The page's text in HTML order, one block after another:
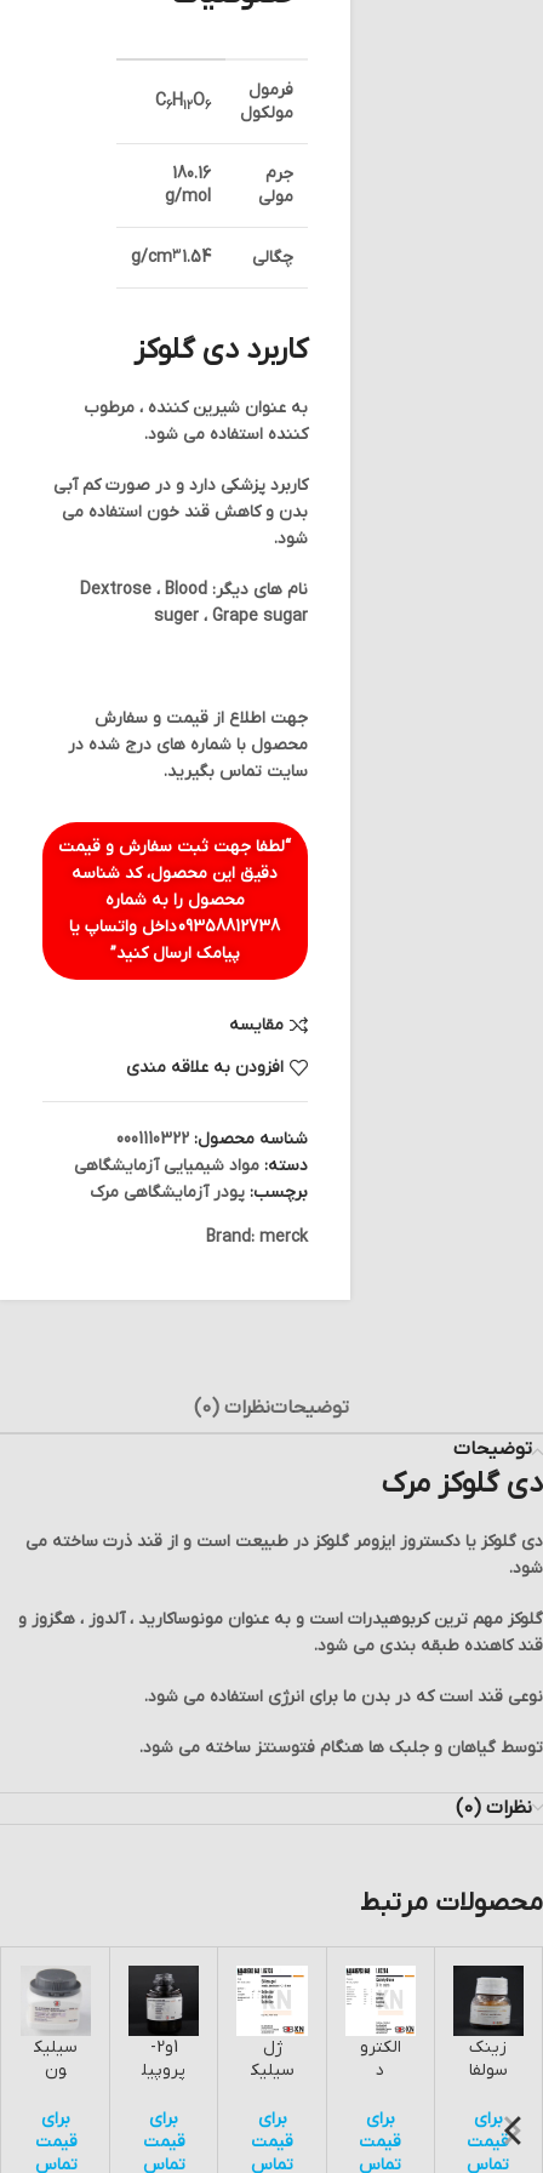
فرمول
مولکول
C6H12O6
جرم
مولی
180.16
g/mol
چگالی 1.54 g/cm
3
کاربرد دی گلوکز
به عنوان شیرین کننده ، مرطوب
کننده استفاده می شود.
کاربرد پزشکی دارد و در صورت کم آبی
بدن و کاهش قند خون استفاده می
شود.
نام های دیگر: Dextrose ، Blood
suger ، Grape sugar
جهت اطلاع از قیمت و سفارش
محصول با شماره های درج شده در
سایت تماس بگیرید.
“لطفا جهت ثبت سفارش و قیمت
دقیق این محصول، کد شناسه
محصول را به شماره
09358812738داخل واتساپ یا
پیامک ارسال کنید”
مقایسه
افزودن به علاقه مندی
شناسه محصول:0001110322
دسته: مواد شیمیایی آزمایشگاهی
برچسب: پودر آزمایشگاهی مرک
Brand: merck
توضیحاتنظرات (0)
توضیحات
دی گلوکز مرک
دی گلوکز یا دکستروز ایزومر گلوکز در طبیعت است و از قند ذرت ساخته می
شود.
گلوکز مهم ترین کربوهیدرات است و به عنوان مونوساکارید ، آلدوز ، هگزوز و
قند کاهنده طبقه بندی می شود.
نوعی قند است که در بدن ما برای انرژی استفاده می شود.
توسط گیاهان و جلبک ها هنگام فتوسنتز ساخته می شود.
نظرات (0)
محصولات مرتبط
زینک
سولفا
گرمی
آرت
08882
برای
قیمت
تماس
الکترو
د
هیدرو
ژن
آرت
برای
قیمت
تماس
ژل
سیلیک
0773
5
برای
قیمت
تماس
1و2-
پروپیل
گلیکو
ل یک
لیتری
برای
قیمت
تماس
سیلیک
ون
اکسید
100
گرمی
برای
قیمت
تماس